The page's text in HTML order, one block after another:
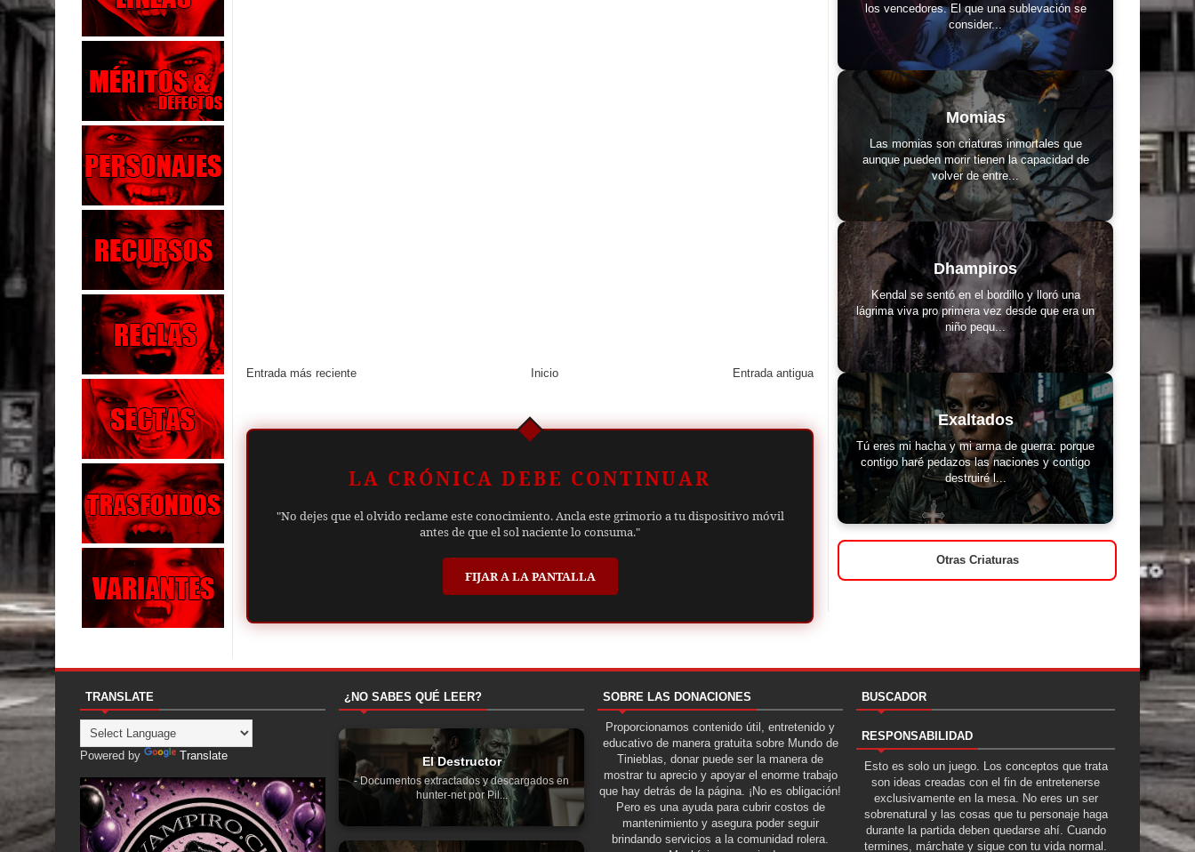
Entrada más reciente Entrada antigua
Inicio
LA CRÓNICA DEBE CONTINUAR
"No dejes que el olvido reclame este conocimiento. Ancla este grimorio a tu dispositivo móvil
antes de que el sol naciente lo consuma."
FIJAR A LA PANTALLA
los vencedores. El que una sublevación se
consider...
Momias
Las momias son criaturas inmortales que
aunque pueden morir tienen la capacidad de
volver de entre...
Dhampiros
Kendal se sentó en el bordillo y lloró una
lágrima viva pro primera vez desde que era un
niño pequ...
Exaltados
Tú eres mi hacha y mi arma de guerra: porque
contigo haré pedazos las naciones y contigo
destruiré l...
Otras Criaturas
TRANSLATE
Powered by Translate
¿NO SABES QUÉ LEER?
El Destructor
- Documentos extractados y descargados en
hunter-net por Pil...
SOBRE LAS DONACIONES
Proporcionamos contenido útil, entretenido y
educativo de manera gratuita sobre Mundo de
Tinieblas, donar puede ser la manera de
mostrar tu aprecio y apoyar el enorme trabajo
que hay detrás de la página. ¡No es obligación!
Pero es una ayuda para cubrir costos de
mantenimiento y asegura poder seguir
brindando servicios a la comunidad rolera.
BUSCADOR
RESPONSABILIDAD
Esto es solo un juego. Los conceptos que trata
son ideas creadas con el fin de entretenerse
exclusivamente en la mesa. No eres un ser
sobrenatural y las cosas que tu personaje haga
durante la partida deben quedarse ahí. Cuando
termines, márchate y sigue con tu vida normal.